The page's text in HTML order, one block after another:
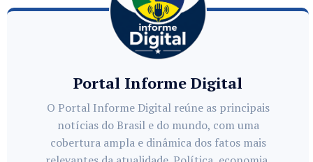
Portal Informe Digital
O Portal Informe Digital reúne as principais
notícias do Brasil e do mundo, com uma
cobertura ampla e dinâmica dos fatos mais